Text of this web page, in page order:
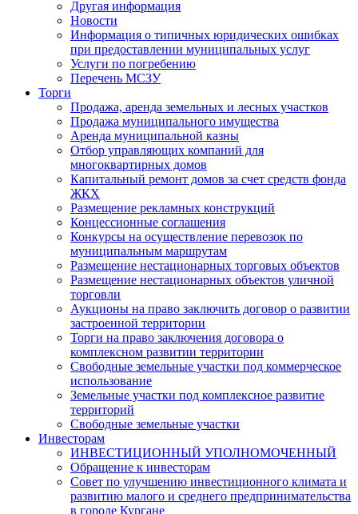
Другая информация
Новости
Информация о типичных юридических ошибках
при предоставлении муниципальных услуг
Услуги по погребению
Перечень МСЗУ
Торги
Продажа, аренда земельных и лесных участков
Продажа муниципального имущества
Аренда муниципальной казны
Отбор управляющих компаний для
многоквартирных домов
Капитальный ремонт домов за счет средств фонда
ЖКХ
Размещение рекламных конструкций
Концессионные соглашения
Конкурсы на осуществление перевозок по
муниципальным маршрутам
Размещение нестационарных торговых объектов
Размещение нестационарных объектов уличной
торговли
Аукционы на право заключить договор о развитии
застроенной территории
Торги на право заключения договора о
комплексном развитии территории
Свободные земельные участки под коммерческое
использование
Земельные участки под комплексное развитие
территорий
Свободные земельные участки
Инвесторам
ИНВЕСТИЦИОННЫЙ УПОЛНОМОЧЕННЫЙ
Обращение к инвесторам
Совет по улучшению инвестиционного климата и
развитию малого и среднего предпринимательства
в городе Кургане